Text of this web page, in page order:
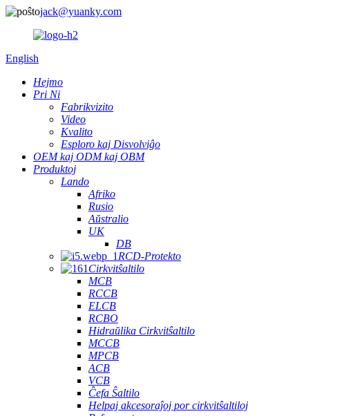
jack@yuanky.com
English
Hejmo
Pri Ni
Fabrikvizito
Video
Kvalito
Esploro kaj Disvolviĝo
OEM kaj ODM kaj OBM
Produktoj
Lando
Afriko
Rusio
Aŭstralio
UK
DB
RCD-Protekto
Cirkvitŝaltilo
MCB
RCCB
ELCB
RCBO
Hidraŭlika Cirkvitŝaltilo
MCCB
MPCB
ACB
VCB
Ĉefa Ŝaltilo
Helpaj akcesoraĵoj por cirkvitŝaltiloj